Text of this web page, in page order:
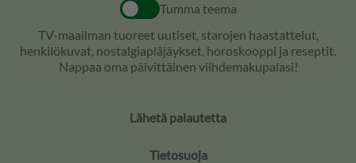
Tumma teema
TV-maailman tuoreet uutiset, starojen haastattelut,
henkilökuvat, nostalgiapläjäykset, horoskooppi ja reseptit.
Nappaa oma päivittäinen viihdemakupalasi!
Lähetä palautetta
Tietosuoja